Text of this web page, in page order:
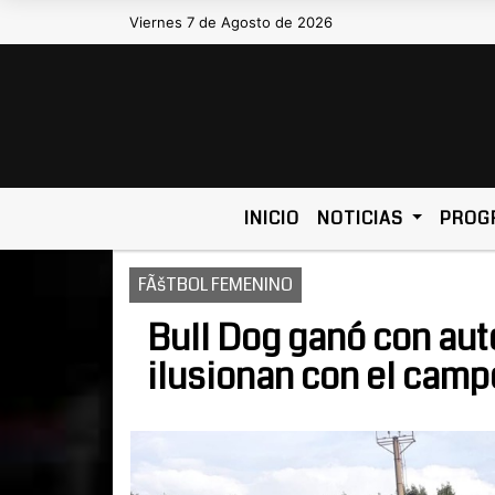
Viernes 7 de Agosto de 2026Hoy es Viernes 7 de Agosto de
INICIO NOTICIAS
FÃšTBOL FEMENINO
Bull Dog ganó con
ilusionan con el